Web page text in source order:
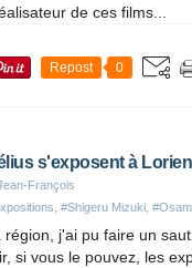
de ces films...
Repost 0
s'exposent à
François
#Shigeru Mizuki
région, j'ai pu faire un
si vous le pouvez, les